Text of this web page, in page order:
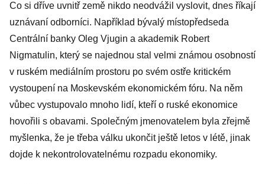
Co si dříve uvnitř země nikdo neodvážil vyslovit, dnes říkají
uznávaní odborníci. Například bývalý místopředseda
Centrální banky Oleg Vjugin a akademik Robert
Nigmatulin, který se najednou stal velmi známou osobností
v ruském mediálním prostoru po svém ostře kritickém
vystoupení na Moskevském ekonomickém fóru. Na něm
vůbec vystupovalo mnoho lidí, kteří o ruské ekonomice
hovořili s obavami. Společným jmenovatelem byla zřejmě
myšlenka, že je třeba válku ukončit ještě letos v létě, jinak
dojde k nekontrolovatelnému rozpadu ekonomiky.